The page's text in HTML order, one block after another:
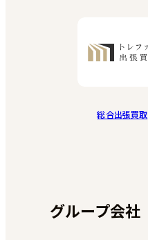
総合出張買取
グループ会社